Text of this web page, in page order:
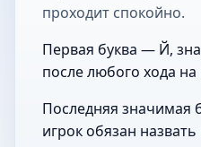
проходит спокойно.
Первая буква — Й,
после любого хода на
Последняя значимая
игрок обязан